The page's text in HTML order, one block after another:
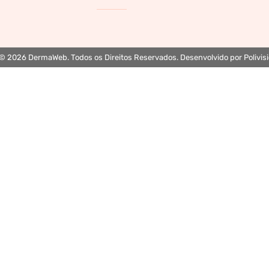
2026 DermaWeb. Todos os Direitos Reservados. Desenvolvido por